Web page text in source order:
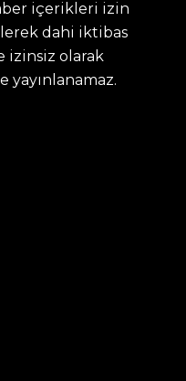
içerikleri izin
dahi iktibas
izinsiz olarak
yayınlanamaz.